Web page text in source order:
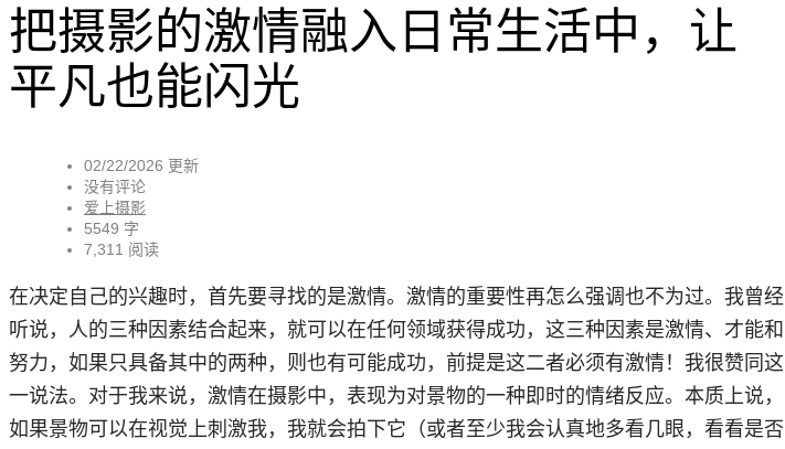
把摄影的激情融入日常生活中，让
平凡也能闪光
02/22/2026 更新
没有评论
爱上摄影
5549 字
7,311 阅读
在决定自己的兴趣时，首先要寻找的是激情。激情的重要性再怎么强调也不为过。我曾经
听说，人的三种因素结合起来，就可以在任何领域获得成功，这三种因素是激情、才能和
努力，如果只具备其中的两种，则也有可能成功，前提是这二者必须有激情！我很赞同这
一说法。对于我来说，激情在摄影中，表现为对景物的一种即时的情绪反应。本质上说，
如果景物可以在视觉上刺激我，我就会拍下它（或者至少我会认真地多看几眼，看看是否